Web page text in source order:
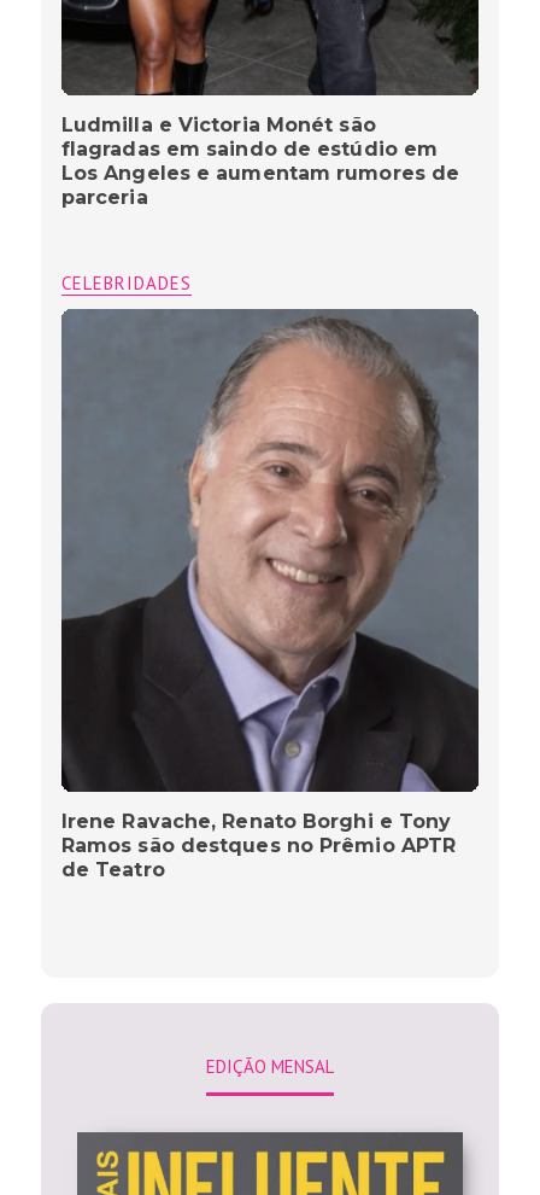
Ludmilla e Victoria Monét são
flagradas em saindo de estúdio em
Los Angeles e aumentam rumores de
parceria
CELEBRIDADES
Irene Ravache, Renato Borghi e Tony
Ramos são destques no Prêmio APTR
de Teatro
EDIÇÃO MENSAL